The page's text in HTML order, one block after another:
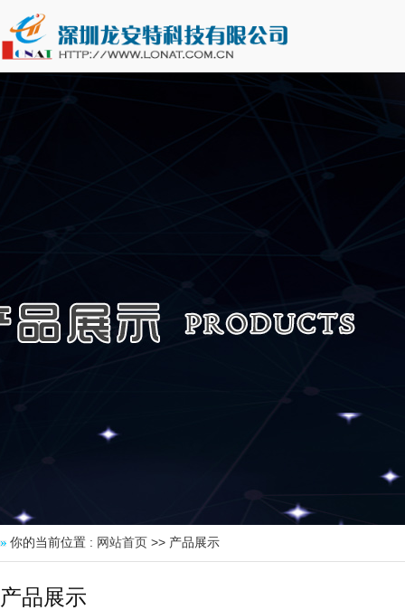
你的当前位置 : 网站首页 >> 产品展示
产品展示